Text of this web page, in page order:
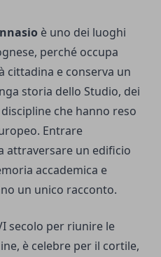
è uno dei luoghi
perché occupa
cittadina e conserva un
storia dello Studio, dei
che hanno reso
Entrare
attraversare un edificio
accademica e
un unico racconto.
secolo per riunire le
è celebre per il cortile,